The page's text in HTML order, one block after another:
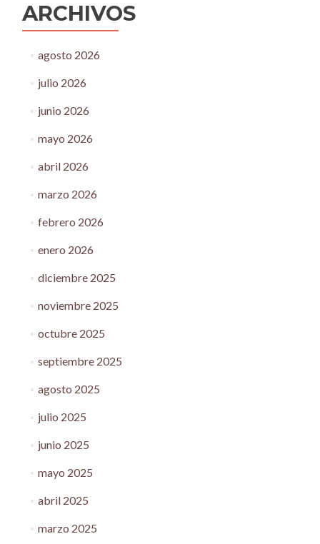
ARCHIVOS
agosto 2026
julio 2026
junio 2026
mayo 2026
abril 2026
marzo 2026
febrero 2026
enero 2026
diciembre 2025
noviembre 2025
octubre 2025
septiembre 2025
agosto 2025
julio 2025
junio 2025
mayo 2025
abril 2025
marzo 2025